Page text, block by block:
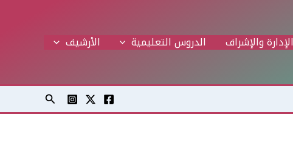
الإدارة والإشراف الدروس التعليمية اﻷرشيف
البحث